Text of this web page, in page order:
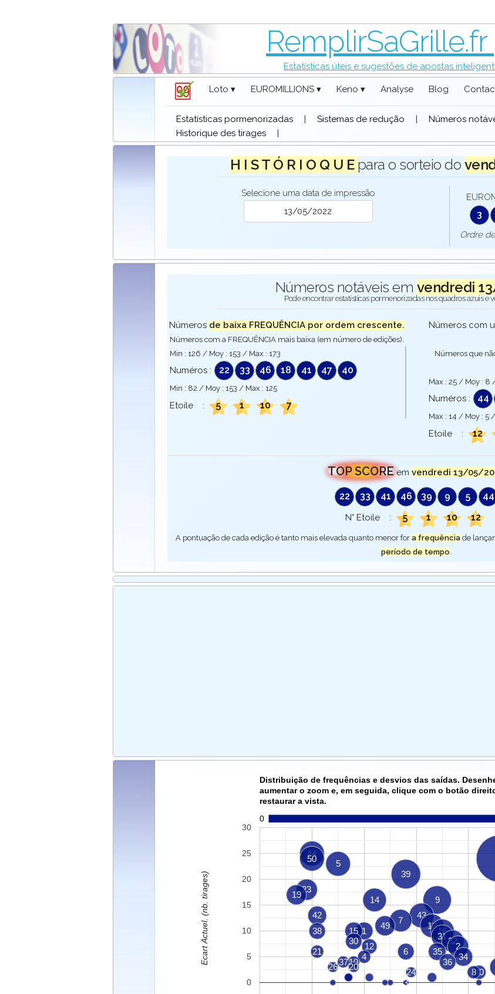
RemplirSaGrille.fr
Estatísticas úteis e sugestões de apostas
Loto ▾ EUROMILLIONS ▾ Keno ▾ Analyse Blog
Estatísticas pormenorizadas | Sistemas de redução | Números
Historique des tirages
|
H I S T Ó R I O Q U E para o sorteio do
Selecione uma data de impressão
3
Ordre
Números notáveis em vendredi
Pode encontrar estatísticas pormenorizadas nos quadros azuis e
Números de baixa FREQUÊNCIA por ordem crescente.
Números com a FREQUÊNCIA mais baixa (em número de edições).
Min : 126 / Moy : 153 / Max : 173
Numéros : 22 33 46 18 41 47 40
Min : 82 / Moy : 153 / Max : 125
Etoile : 5 1 10 7
Números com
Números que
Max : 25 / Moy : 8
Numéros : 44
Max : 14 / Moy : 5 /
Etoile : 12
TOP SCORE em vendredi 13/05/
22 33 41 46 39 9 5 44
N° Etoile : 5 1 10 12
A pontuação de cada edição é tanto mais elevada quanto menor for a frequênciade
período de tempo.
Distribuição de frequências e desvios das saídas.
aumentar o zoom e, em seguida, clique com o botão
restaurar a vista.
0
39
9
5
43
44
50
13
14
16
7
31
32
2
23
19
49
34
42
1
15
35
6
30
36
38
12
40
4
8
21
10
37
20
24
26
3
0
5
10
15
20
25
30
Ecart Actuel. (nb. tirages)